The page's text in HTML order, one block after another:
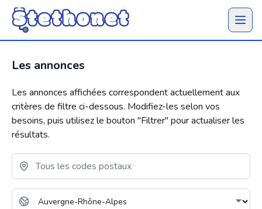
Ouvrir
Les annonces
Les annonces affichées correspondent actuellement aux
critères de filtre ci-dessous. Modifiez-les selon vos
besoins, puis utilisez le bouton "Filtrer" pour actualiser les
résultats.